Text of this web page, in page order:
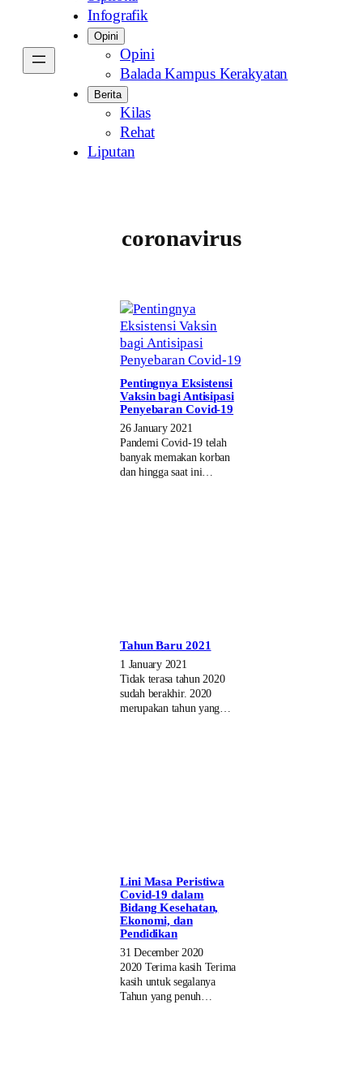
Infografik
Opini
Opini
Balada Kampus Kerakyatan
Berita
Kilas
Rehat
Liputan
coronavirus
Pentingnya Eksistensi
Vaksin bagi Antisipasi
Penyebaran Covid-19
26 January 2021
Pandemi Covid-19 telah
banyak memakan korban
dan hingga saat ini…
Tahun Baru 2021
1 January 2021
Tidak terasa tahun 2020
sudah berakhir. 2020
merupakan tahun yang…
Lini Masa Peristiwa
Covid-19 dalam
Bidang Kesehatan,
Ekonomi, dan
Pendidikan
31 December 2020
2020 Terima kasih Terima
kasih untuk segalanya
Tahun yang penuh…